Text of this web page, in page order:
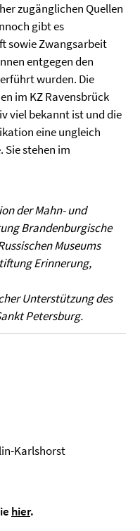
zugänglichen Quellen
gibt es
sowie Zwangsarbeit
entgegen den
wurden. Die
im KZ Ravensbrück
viel bekannt ist und die
eine ungleich
stehen im
der Mahn- und
Brandenburgische
Museums
Erinnerung,
Unterstützung des
Petersburg.
Karlshorst
hier.